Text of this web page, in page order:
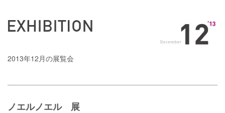
2013年12月の展覧会
ノエルノエル 展